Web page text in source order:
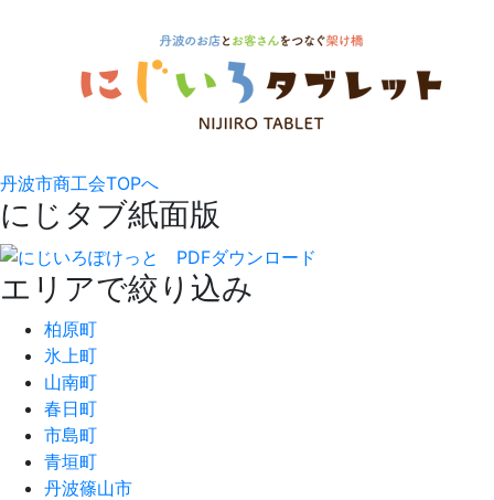
丹波市商工会TOPへ
にじタブ紙面版
エリアで絞り込み
柏原町
氷上町
山南町
春日町
市島町
青垣町
丹波篠山市